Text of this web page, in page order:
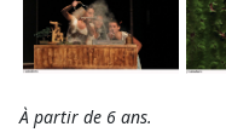
À partir de 6 ans.